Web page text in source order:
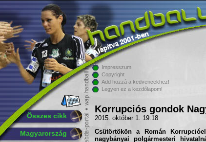
Összes cikk
Magyarország
Impresszum
Copyright
Add hozzá a kedvencekhez!
Legyen ez a kezdőlapom!
Korrupciós gondok
2015. október 1. 19:18
Csütörtökön a Román
nagybányai polgármesteri